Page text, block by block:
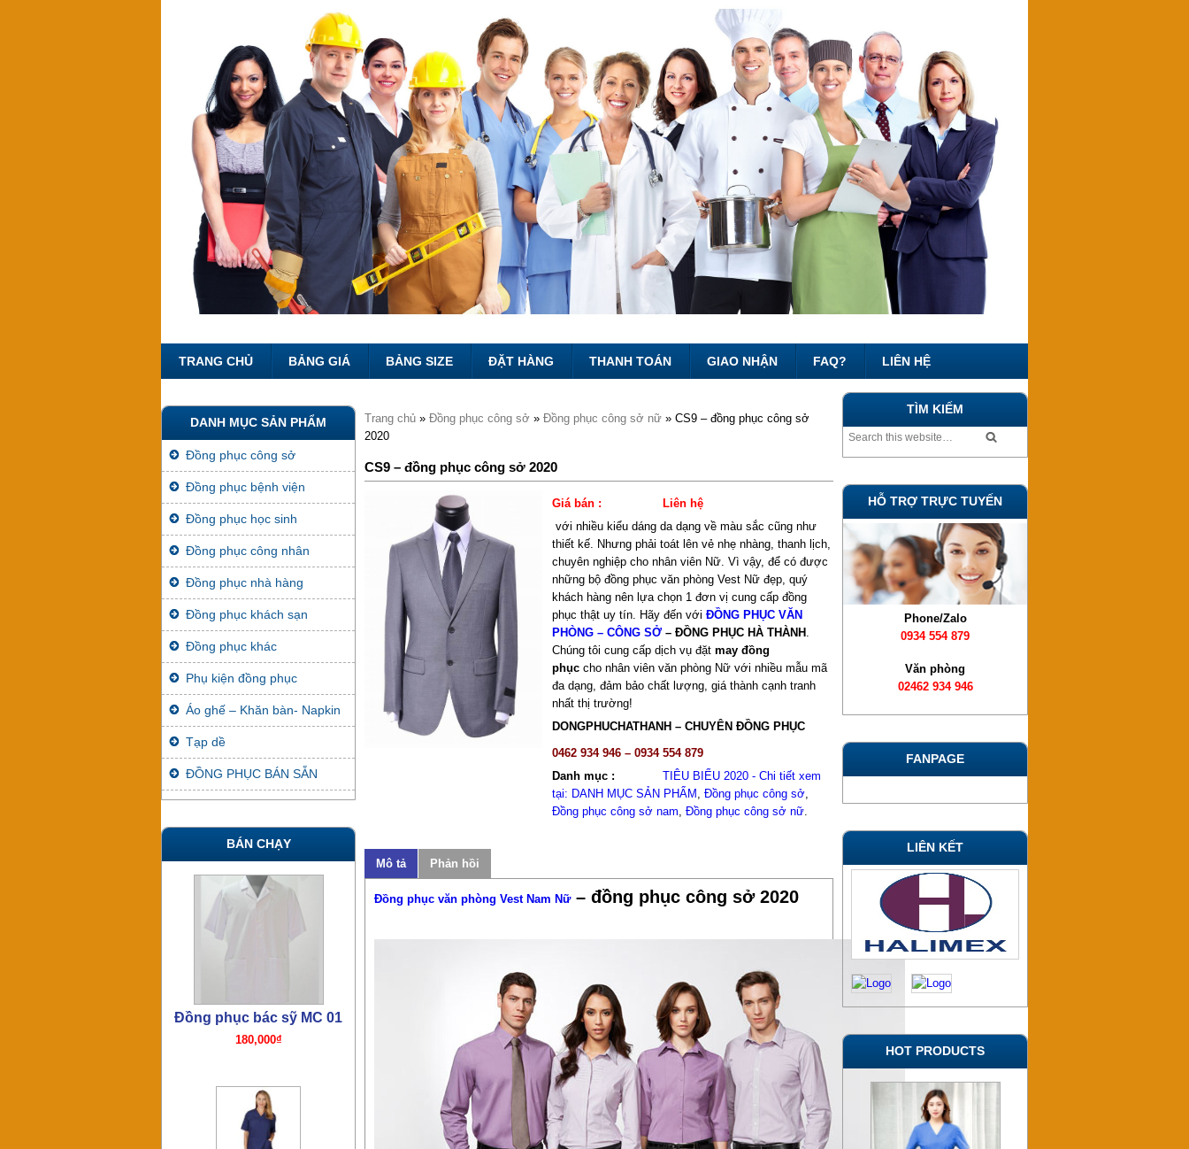
TRANG CHỦ BẢNG GIÁ BẢNG SIZE ĐẶT HÀNG THANH TOÁN GIAO NHẬN FAQ? LIÊN HỆ
Trang chủ » Đồng phục công sở » Đồng phục công sở nữ » CS9 – đồng phục công sở
2020
CS9 – đồng phục công sở 2020
Giá bán :
Liên hệ
với nhiều kiểu dáng da dạng về màu sắc cũng như
thiết kế. Nhưng phải toát lên vẻ nhẹ nhàng, thanh lịch,
chuyên nghiệp cho nhân viên Nữ. Vì vậy, để có được
những bộ đồng phục văn phòng Vest Nữ đẹp, quý
khách hàng nên lựa chọn 1 đơn vị cung cấp đồng
phục thật uy tín. Hãy đến với ĐỒNG PHỤC VĂN
PHÒNG – CÔNG SỞ – ĐỒNG PHỤC HÀ THÀNH .
Chúng tôi cung cấp dịch vụ đặt may đồng
phục cho nhân viên văn phòng Nữ với nhiều mẫu mã
đa dạng, đảm bảo chất lượng, giá thành cạnh tranh
nhất thị trường!
DONGPHUCHATHANH – CHUYÊN ĐỒNG PHỤC
0462 934 946 – 0934 554 879
Danh mục :
TIÊU BIỂU 2020 - Chi tiết xem
tại: DANH MỤC SẢN PHẨM , Đồng phục công sở,
Đồng phục công sở nam, Đồng phục công sở nữ.
Mô tả Phản hồi
Đồng phục văn phòng Vest Nam Nữ– đồng phục công sở 2020
DANH MỤC SẢN PHẨM
Đồng phục công sở
Đồng phục bệnh viện
Đồng phục học sinh
Đồng phục công nhân
Đồng phục nhà hàng
Đồng phục khách sạn
Đồng phục khác
Phụ kiện đồng phục
Áo ghế – Khăn bàn- Napkin
Tạp dề
ĐỒNG PHỤC BÁN SẴN
BÁN CHẠY
Đồng phục bác sỹ TN07
380,000₫
Đồng phục bác sỹ mổ TN06
380,000₫
TÌM KIẾM
HỖ TRỢ TRỰC TUYẾN
Phone/Zalo
0934 554 879
Văn phòng
02462 934 946
FANPAGE
LIÊN KẾT
HOT PRODUCTS
YT123 – Đồng phục y tá –
Điều dưỡng – Bác sỹ – Spa
Liên hệ